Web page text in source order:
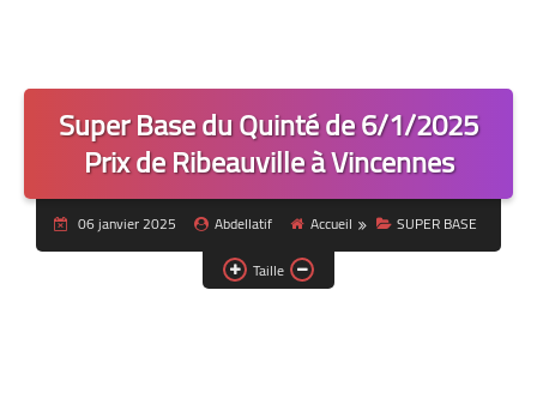
Super Base du Quinté de 6/1/2025
Prix de Ribeauville à Vincennes
06 janvier 2025 Abdellatif Accueil
SUPER BASE
Taille